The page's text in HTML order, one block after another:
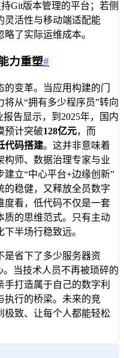
Git版本管理的平台；若侧
灵活性与移动端适配能
了实际运维成本。
力重塑#
变革。当应用构建的门
从“拥有多少程序员”转向
告显示，到2025年，国内
预计突破128亿元，而
代码搭建。这并非意味着
构师、数据治理专家与业
立“中心平台+边缘创新”
的稳健，又释放全员数字
度看，低代码不仅是一套
质的思维范式。只有主动
半场行稳致远。
是省下了多少服务器资
当技术人员不再被琐碎的
打造属于自己的数字利
执行的桥梁。未来的竞
极致、让每个人都能轻松